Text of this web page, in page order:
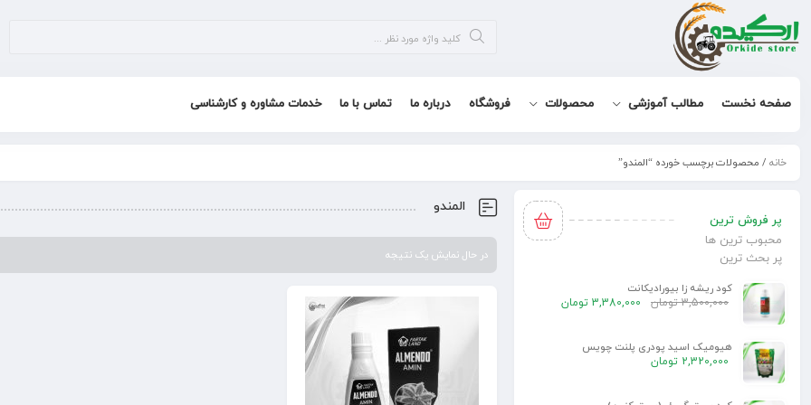
صفحه نخست مطالب آموزشی محصولات فروشگاه درباره ما تماس با ما خدمات مشاوره و کارشناسی
خانه / محصولات برچسب خورده “المندو”
المندو
در حال نمایش یک نتیجه
پر فروش ترین
محبوب ترین ها
پر بحث ترین
کود ریشه زا بیورادیکانت
3,500,000 تومان 3,380,000 تومان
هیومیک اسید پودری پلنت چویس
2,320,000 تومان